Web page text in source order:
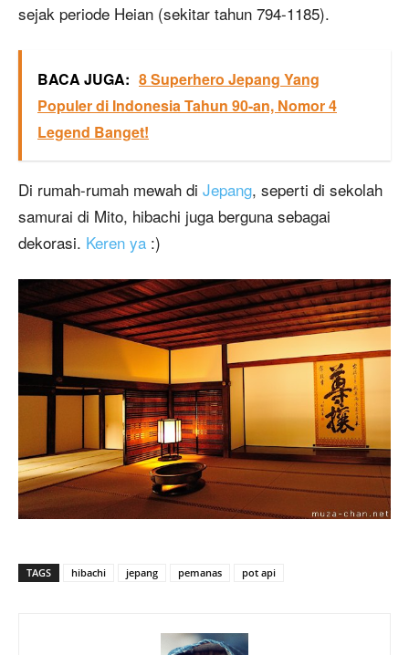
sejak periode Heian (sekitar tahun 794-1185).
BACA JUGA: 8 Superhero Jepang Yang
Populer di Indonesia Tahun 90-an, Nomor 4
Legend Banget!
Di rumah-rumah mewah di Jepang, seperti di sekolah
samurai di Mito, hibachi juga berguna sebagai
dekorasi. Keren ya :)
TAGS hibachi jepang pemanas pot api